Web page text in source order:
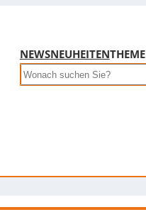
NEWSNEUHEITEN
Search